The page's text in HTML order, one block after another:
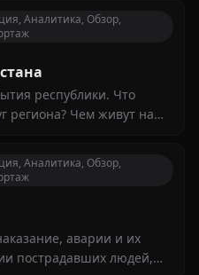
блюда татарской
не оставят
Аналитика, Обзор,
республики. Что
региона? Чем живут наши
Аналитика, Обзор,
аварии и их
пострадавших людей,